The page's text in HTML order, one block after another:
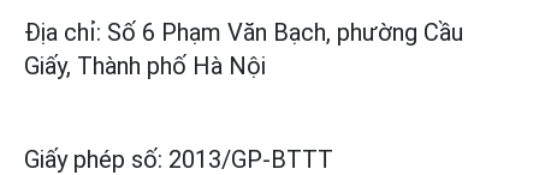
Địa chỉ: Số 6 Phạm Văn Bạch, phường Cầu
Giấy, Thành phố Hà Nội
Giấy phép số: 2013/GP-BTTT